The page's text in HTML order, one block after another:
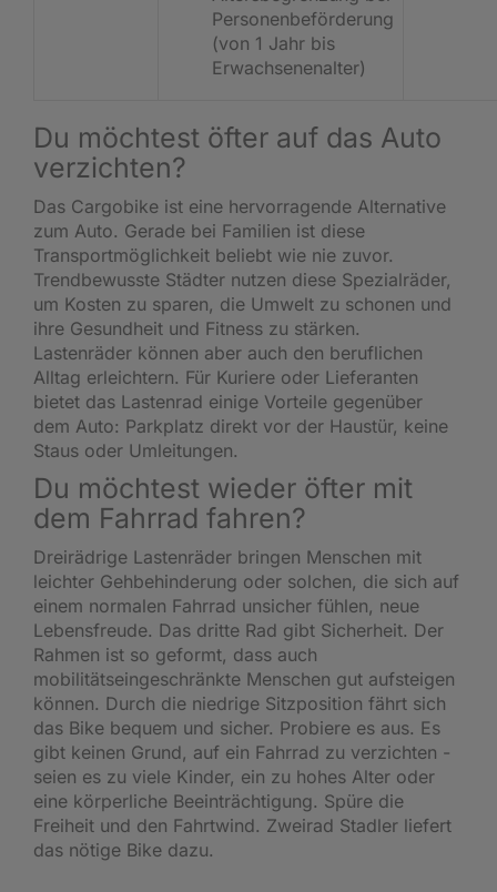
Personenbeförderung
(von 1 Jahr bis
Erwachsenenalter)
Du möchtest öfter auf das Auto
verzichten?
Das Cargobike ist eine hervorragende Alternative
zum Auto. Gerade bei Familien ist diese
Transportmöglichkeit beliebt wie nie zuvor.
Trendbewusste Städter nutzen diese Spezialräder,
um Kosten zu sparen, die Umwelt zu schonen und
ihre Gesundheit und Fitness zu stärken.
Lastenräder können aber auch den beruflichen
Alltag erleichtern. Für Kuriere oder Lieferanten
bietet das Lastenrad einige Vorteile gegenüber
dem Auto: Parkplatz direkt vor der Haustür, keine
Staus oder Umleitungen.
Du möchtest wieder öfter mit
dem Fahrrad fahren?
Dreirädrige Lastenräder bringen Menschen mit
leichter Gehbehinderung oder solchen, die sich auf
einem normalen Fahrrad unsicher fühlen, neue
Lebensfreude. Das dritte Rad gibt Sicherheit. Der
Rahmen ist so geformt, dass auch
mobilitätseingeschränkte Menschen gut aufsteigen
können. Durch die niedrige Sitzposition fährt sich
das Bike bequem und sicher. Probiere es aus. Es
gibt keinen Grund, auf ein Fahrrad zu verzichten -
seien es zu viele Kinder, ein zu hohes Alter oder
eine körperliche Beeinträchtigung. Spüre die
Freiheit und den Fahrtwind. Zweirad Stadler liefert
das nötige Bike dazu.